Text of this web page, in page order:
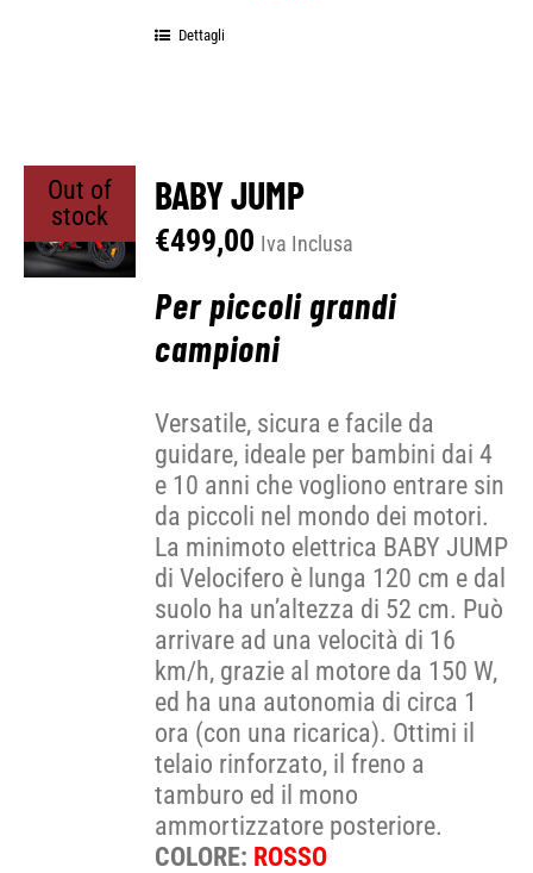
Dettagli
Out of
stock
BABY JUMP
€499,00 Iva Inclusa
Per piccoli grandi
campioni
Versatile, sicura e facile da
guidare, ideale per bambini dai 4
e 10 anni che vogliono entrare sin
da piccoli nel mondo dei motori.
La minimoto elettrica BABY JUMP
di Velocifero è lunga 120 cm e dal
suolo ha un’altezza di 52 cm. Può
arrivare ad una velocità di 16
km/h, grazie al motore da 150 W,
ed ha una autonomia di circa 1
ora (con una ricarica). Ottimi il
telaio rinforzato, il freno a
tamburo ed il mono
ammortizzatore posteriore.
COLORE: ROSSO